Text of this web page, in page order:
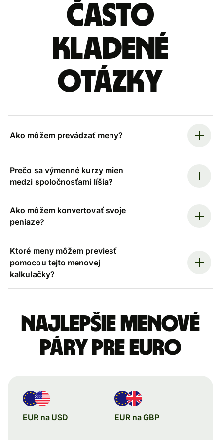
Často
kladené
otázky
Ako môžem prevádzať meny?
Prečo sa výmenné kurzy mien
medzi spoločnosťami líšia?
Ako môžem konvertovať svoje
peniaze?
Ktoré meny môžem previesť
pomocou tejto menovej
kalkulačky?
Najlepšie menové
páry pre Euro
EUR na USD EUR na GBP